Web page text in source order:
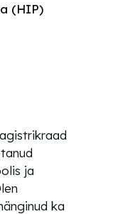
(HIP)
ja
ka